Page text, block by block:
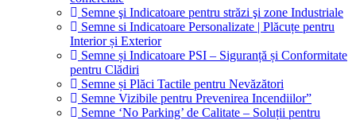
Semne şi Indicatoare pentru străzi şi zone Industriale
Semne si Indicatoare Personalizate | Plăcuțe pentru
Interior și Exterior
Semne și Indicatoare PSI – Siguranță și Conformitate
pentru Clădiri
Semne și Plăci Tactile pentru Nevăzători
Semne Vizibile pentru Prevenirea Incendiilor”
Semne ‘No Parking’ de Calitate – Soluții pentru